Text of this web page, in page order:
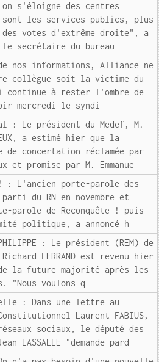
s'éloigne des centres
les services publics, plus
des votes d'extrême droite", a
secrétaire du bureau
nos informations, Alliance ne
collègue soit la victime du
continue à rester l'ombre de
mercredi le syndi
: Le président du Medef, M.
a estimé hier que la
de concertation réclamée par
promise par M. Emmanue
! : L'ancien porte-parole des
parti du RN en novembre et
parole de Reconquête ! puis
politique, a annoncé h
: Le président (REM) de
FERRAND est revenu hier
la future majorité après les
"Nous voulons q
: Dans une lettre au
Laurent FABIUS,
sociaux, le député des
LASSALLE "demande pard